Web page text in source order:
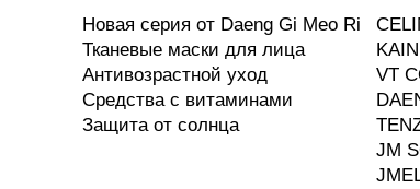
Новая серия от Daeng Gi Meo Ri
Тканевые маски для лица
Антивозрастной уход
Средства с витаминами
Защита от солнца
VT
JM